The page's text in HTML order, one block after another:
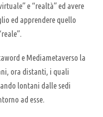
e “realtà” ed avere
ed apprendere quello
e Mediametaverso la
ora distanti, i quali
lontani dalle sedi
ad esse.